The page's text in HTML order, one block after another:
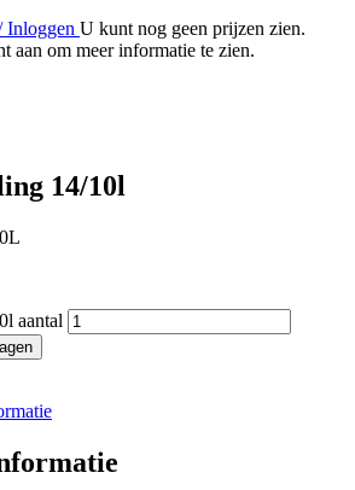
Inloggen U kunt nog geen prijzen zien.
aan om meer informatie te zien.
14/10l
aantal